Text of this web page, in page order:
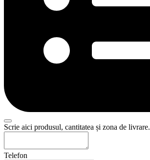
Scrie aici produsul, cantitatea și zona de livrare.
Telefon